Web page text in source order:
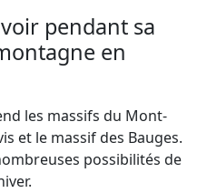
pendant sa
en
les massifs du Mont-
et le massif des Bauges.
possibilités de